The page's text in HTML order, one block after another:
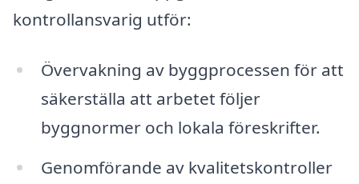
kontrollansvarig utför:
Övervakning av byggprocessen för att
säkerställa att arbetet följer
byggnormer och lokala föreskrifter.
Genomförande av kvalitetskontroller